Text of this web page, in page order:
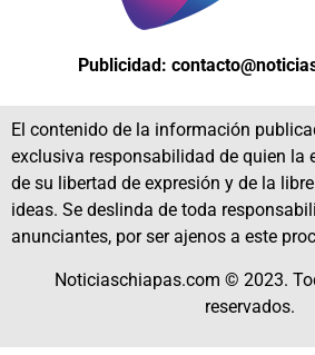
Publicidad:
El contenido de la información
exclusiva responsabilidad de quien la
de su libertad de expresión y de la
ideas. Se deslinda de toda
anunciantes, por ser ajenos a este
Noticiaschiapas.com © 2023.
reservados.